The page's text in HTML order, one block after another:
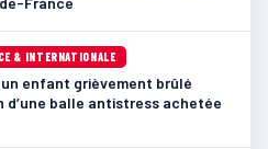
& INTERNATIONALE
enfant grièvement brûlé
d’une balle antistress achetée